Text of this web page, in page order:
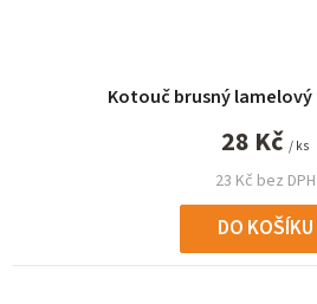
Kotouč brusný lamelový
23 Kč bez DPH
28 Kč / ks
DO KOŠÍKU